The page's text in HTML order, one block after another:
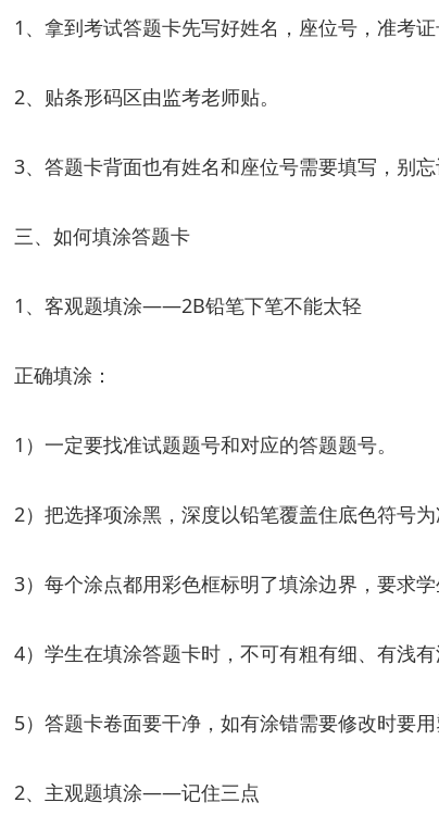
1、拿到考试答题卡先写好姓名，座位号，准考
2、贴条形码区由监考老师贴。
3、答题卡背面也有姓名和座位号需要填写，别忘
三、如何填涂答题卡
1、客观题填涂——2B铅笔下笔不能太轻
正确填涂：
1）一定要找准试题题号和对应的答题题号。
2）把选择项涂黑，深度以铅笔覆盖住底色符号为
3）每个涂点都用彩色框标明了填涂边界，要求学
4）学生在填涂答题卡时，不可有粗有细、有浅有
5）答题卡卷面要干净，如有涂错需要修改时要用
2、主观题填涂——记住三点